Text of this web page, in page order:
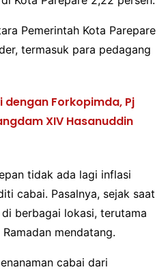
Pemerintah Kota Parepare
termasuk para pedagang
dengan Forkopimda, Pj
XIV Hasanuddin
tidak ada lagi inflasi
cabai. Pasalnya, sejak saat
berbagai lokasi, terutama
mendatang.
cabai dari